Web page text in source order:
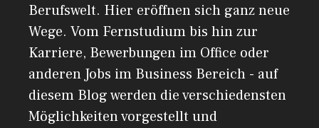
Berufswelt. Hier eröffnen sich ganz neue
Wege. Vom Fernstudium bis hin zur
Karriere, Bewerbungen im Office oder
anderen Jobs im Business Bereich - auf
diesem Blog werden die verschiedensten
Möglichkeiten vorgestellt und